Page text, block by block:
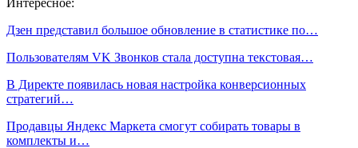
Дзен представил большое обновление в статистике по…
Пользователям VK Звонков стала доступна текстовая…
В Директе появилась новая настройка конверсионных
стратегий…
Продавцы Яндекс Маркета смогут собирать товары в
комплекты и…